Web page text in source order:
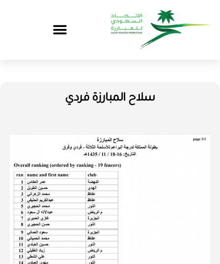
سلاح المبارزة فردي